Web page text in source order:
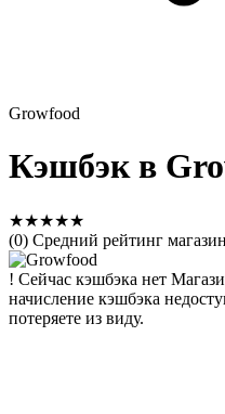
Growfood
Кэшбэк в
★★★★★
(0) Средний рейтинг
! Сейчас кэшбэка нет
начисление кэшбэка
потеряете из виду.